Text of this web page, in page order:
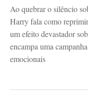
Ao quebrar o silêncio
Harry fala como
um efeito devastador
encampa uma
emocionais